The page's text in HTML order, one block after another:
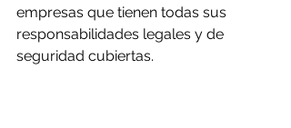
empresas que tienen todas sus
responsabilidades legales y de
seguridad cubiertas.